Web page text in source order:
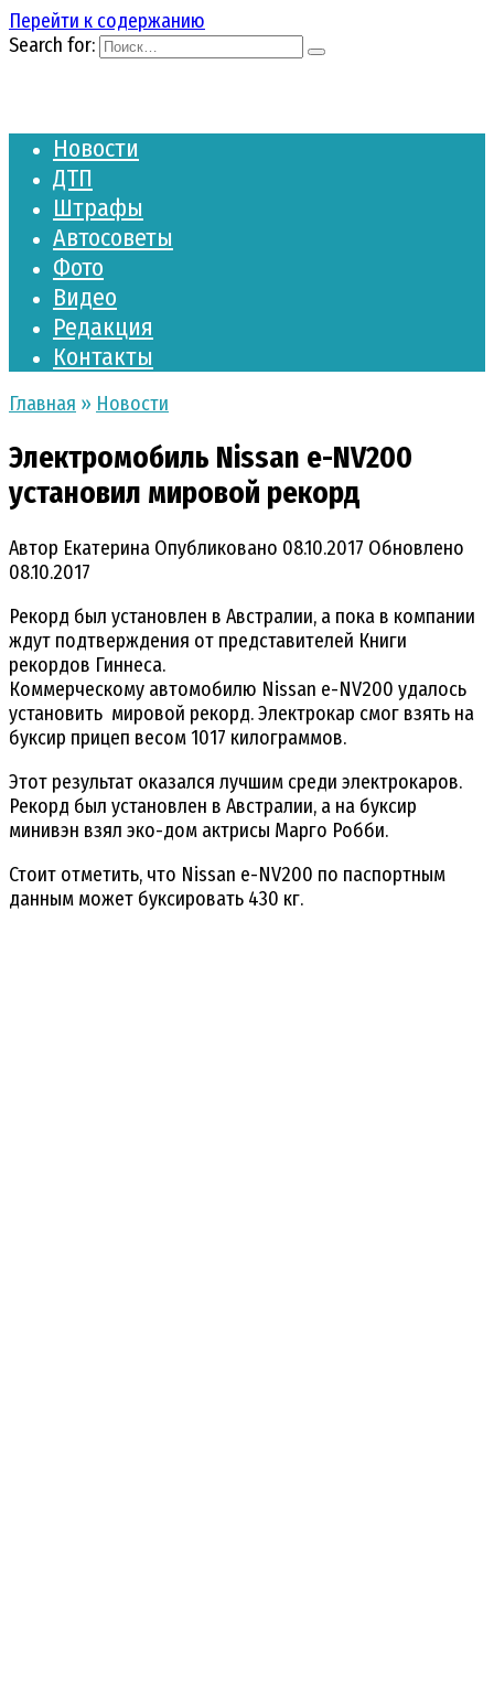
Перейти к содержанию
Search for:
Новости
ДТП
Штрафы
Автосоветы
Фото
Видео
Редакция
Контакты
Главная » Новости
Электромобиль Nissan e-NV200
установил мировой рекорд
Автор Екатерина Опубликовано 08.10.2017 Обновлено
08.10.2017
Рекорд был установлен в Австралии, а пока в компании
ждут подтверждения от представителей Книги
рекордов Гиннеса.
Коммерческому автомобилю Nissan e-NV200 удалось
установить мировой рекорд. Электрокар смог взять на
буксир прицеп весом 1017 килограммов.
Этот результат оказался лучшим среди электрокаров.
Рекорд был установлен в Австралии, а на буксир
минивэн взял эко-дом актрисы Марго Робби.
Стоит отметить, что Nissan e-NV200 по паспортным
данным может буксировать 430 кг.